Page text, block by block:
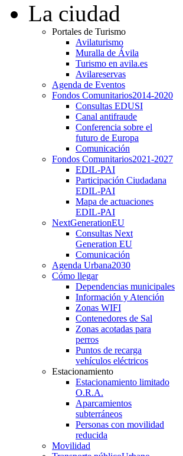
La ciudad
Portales de Turismo
Avilaturismo
Muralla de Ávila
Turismo en avila.es
Avilareservas
Agenda de Eventos
Fondos Comunitarios2014-2020
Consultas EDUSI
Canal antifraude
Conferencia sobre el
futuro de Europa
Comunicación
Fondos Comunitarios2021-2027
EDIL-PAI
Participación Ciudadana
EDIL-PAI
Mapa de actuaciones
EDIL-PAI
NextGenerationEU
Consultas Next
Generation EU
Comunicación
Agenda Urbana2030
Cómo llegar
Dependencias municipales
Información y Atención
Zonas WIFI
Contenedores de Sal
Zonas acotadas para
perros
Puntos de recarga
vehículos eléctricos
Estacionamiento
Estacionamiento limitado
O.R.A.
Aparcamientos
subterráneos
Personas con movilidad
reducida
Movilidad